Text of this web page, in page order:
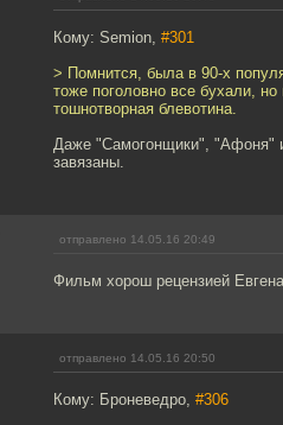
Кому: Semion, #301
> Помнится, была в 90-х
тоже поголовно все бухали,
тошнотворная блевотина.
Даже "Самогонщики", "Афоня"
завязаны.
отправлено 14.05.16 20:49
Фильм хорош рецензией
отправлено 14.05.16 20:50
Кому: Броневедро, #306